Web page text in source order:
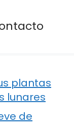
plantas
lunares
de